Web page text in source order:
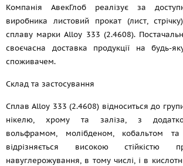
Компанія АвекГлоб реалізує за
виробника листовий прокат (лист,
сплаву марки Alloy 333 (2.4608).
своєчасна доставка продукції на будь-
споживачем.
Склад та застосування
Сплав Alloy 333 (2.4608) відноситься до
нікелю, хрому та заліза, з
вольфрамом, молібденом, кобальтом
відрізняється високою стійкістю
навуглерожування, в тому числі, і в